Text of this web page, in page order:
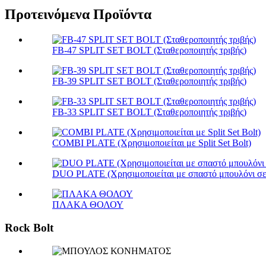
Προτεινόμενα Προϊόντα
FB-47 SPLIT SET BOLT (Σταθεροποιητής τριβής)
FB-39 SPLIT SET BOLT (Σταθεροποιητής τριβής)
FB-33 SPLIT SET BOLT (Σταθεροποιητής τριβής)
COMBI PLATE (Χρησιμοποιείται με Split Set Bolt)
DUO PLATE (Χρησιμοποιείται με σπαστό μπουλόνι
ΠΛΑΚΑ ΘΟΛΟΥ
Rock Bolt